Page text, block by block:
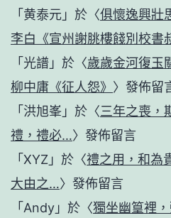
「 黄泰元 」於〈俱懷逸興壯
李白《宣州謝朓樓餞別校書
「 光譜 」於〈歲歲金河復玉
柳中庸《征人怨》 〉發佈留
「 洪旭峯 」於〈三年之喪，
禮，禮必…〉發佈留言
「 XYZ 」於〈禮之用，和為
大由之…〉發佈留言
「 Andy 」於〈獨坐幽篁裡